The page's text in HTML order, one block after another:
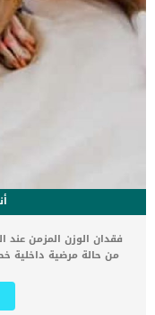
فقدان الوزن المزمن عند
من حالة مرضية داخلية
المفاجئ في الحيوانات